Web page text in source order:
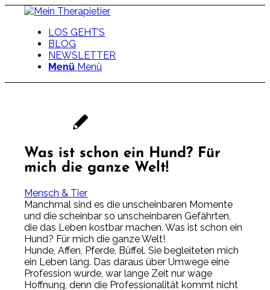
LOS GEHT’S
BLOG
NEWSLETTER
Menü Menü
Was ist schon ein Hund? Für
mich die ganze Welt!
Mensch & Tier
Manchmal sind es die unscheinbaren Momente
und die scheinbar so unscheinbaren Gefährten,
die das Leben kostbar machen. Was ist schon ein
Hund? Für mich die ganze Welt!
Hunde, Affen, Pferde, Büffel. Sie begleiteten mich
ein Leben lang. Das daraus über Umwege eine
Profession wurde, war lange Zeit nur wage
Hoffnung, denn die Professionalität kommt nicht